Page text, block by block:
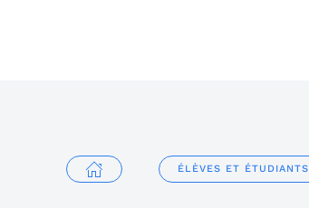
ÉLÈVES ET ÉTUDIANTS